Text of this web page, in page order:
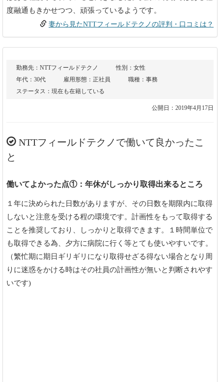
度融通もきかせつつ、頑張っているようです。
妻から見たNTTフィールドテクノの評判・口コミは？
勤務先：NTTフィールドテクノ
性別：女性
年代：30代
雇用形態：正社員
職種：事務
ステータス：現在も在籍している
公開日：2019年4月17日
NTTフィールドテクノで働いて良かったこ
と
働いてよかった点①：年休がしっかり取得出来るところ
１年に決められた日数がありますが、その日数を期限内に取得
しないと注意を受ける程の環境です。計画性をもって取得する
ことを推奨しており、しっかりと取得できます。１時間単位で
も取得できる為、夕方に病院に行く等とても使いやすいです。
（繁忙期に期日ギリギリになり取得せざる得ない場合となり周
りに迷惑をかける時はその社員の計画性が無いと判断されやす
いです)